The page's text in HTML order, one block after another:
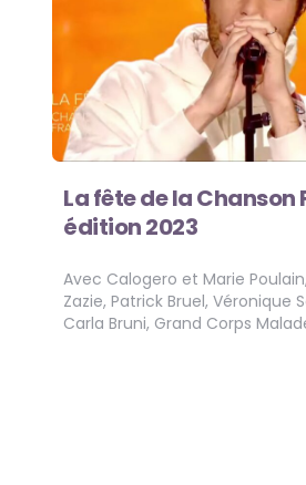
La fête de la Chanson
édition 2023
Avec Calogero et Marie
Zazie, Patrick Bruel, Véronique
Carla Bruni, Grand Corps